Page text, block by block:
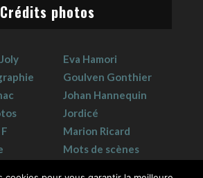
Crédits photos
Eva Hamori
Goulven Gonthier
Johan Hannequin
Jordicé
Marion Ricard
Mots de scènes